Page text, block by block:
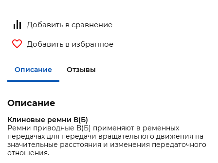
Добавить в сравнение
Добавить в избранное
Описание Отзывы
Описание
Клиновые ремни В(Б)
Ремни приводные В(Б) применяют в ременных
передачах для передачи вращательного движения на
значительные расстояния и изменения передаточного
отношения.